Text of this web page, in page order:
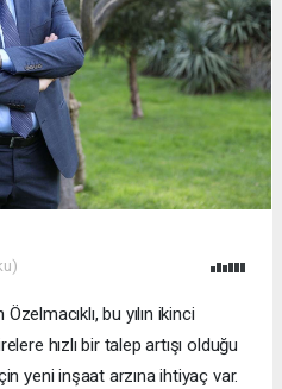
bu yılın ikinci
hızlı bir talep artışı olduğu
yeni inşaat arzına ihtiyaç var.